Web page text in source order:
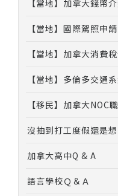
【當地】加拿大錢幣
【當地】國際駕照申請
【當地】加拿大消費
【當地】多倫多交通
【移民】加拿大NOC
沒抽到打工度假還是想
加拿大高中Q & A
語言學校Ｑ＆Ａ